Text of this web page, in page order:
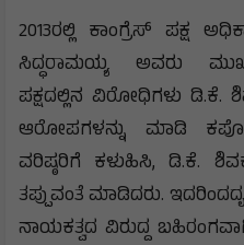
2013ರಲ್ಲಿ ಕಾಂಗ್ರೆಸ್ ಪಕ್ಷ
ಸಿದ್ಧರಾಮಯ್ಯ ಅವರು
ಪಕ್ಷದಲ್ಲಿನ ವಿರೋಧಿಗಳು ಡಿ.ಕೆ.
ಆರೋಪಗಳನ್ನು ಮಾಡಿ
ವರಿಷ್ಠರಿಗೆ ಕಳುಹಿಸಿ, ಡಿ.ಕೆ.
ತಪ್ಪುವಂತೆ ಮಾಡಿದರು.
ನಾಯಕತ್ವದ ವಿರುದ್ದ